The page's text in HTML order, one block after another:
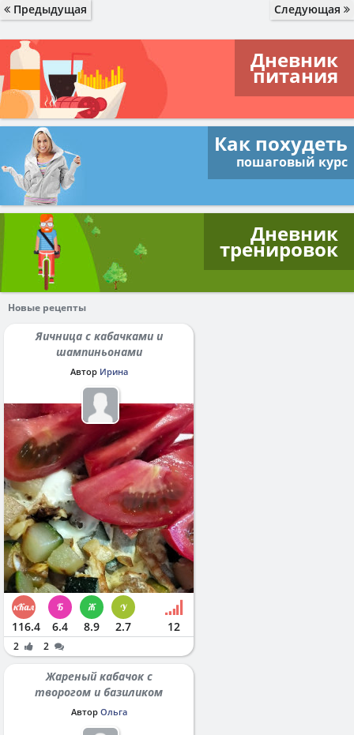
Предыдущая Следующая
Дневник
питания
Как похудеть
пошаговый курс
Дневник
тренировок
Новые рецепты
Яичница с кабачками и
шампиньонами
Автор Ирина
116.4 6.4 8.9 2.7 12
2 2
Жареный кабачок с
творогом и базиликом
Автор Ольга